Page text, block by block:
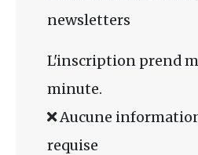
newsletters
L'inscription prend
minute.
Aucune
requise